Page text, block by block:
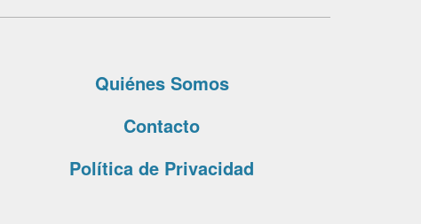
Quiénes Somos
Contacto
Política de Privacidad